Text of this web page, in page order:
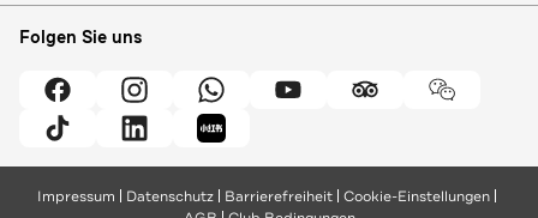
Folgen Sie uns
Impressum Datenschutz Barrierefreiheit Cookie-Einstellungen